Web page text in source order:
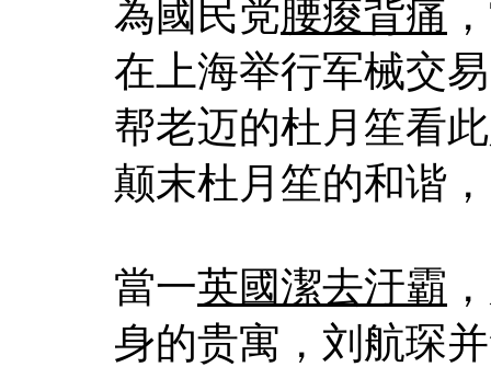
為國民党腰痠背痛
在上海举行军械交
帮老迈的杜月笙看
颠末杜月笙的和谐
當一英國潔去汙霸
身的贵寓，刘航琛